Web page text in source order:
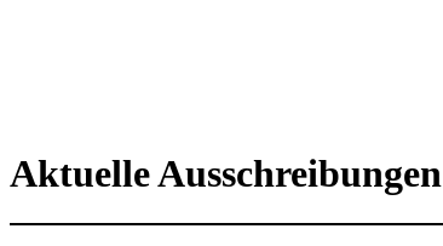
Aktuelle Ausschreibungen